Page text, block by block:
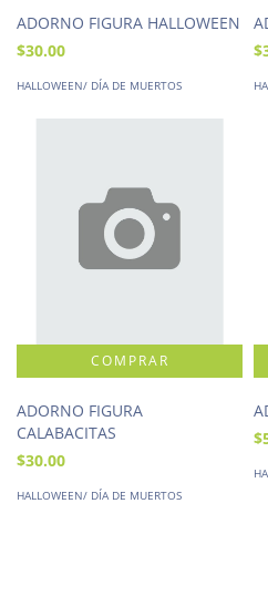
ADORNO FIGURA HALLOWEEN
$30.00
HALLOWEEN/ DÍA DE MUERTOS
ADORNO FIGURA
CALABACITAS
$30.00
HALLOWEEN/ DÍA DE MUERTOS